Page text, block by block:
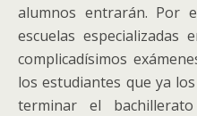
alumnos entrarán. Por
escuelas
complicadísimos
los estudiantes que ya
terminar el